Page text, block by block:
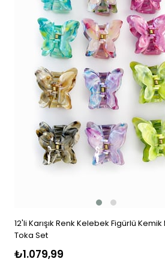
12'li Karışık Renk Kelebek Figürlü Kemik Mandal
Toka Set
₺1.079,99